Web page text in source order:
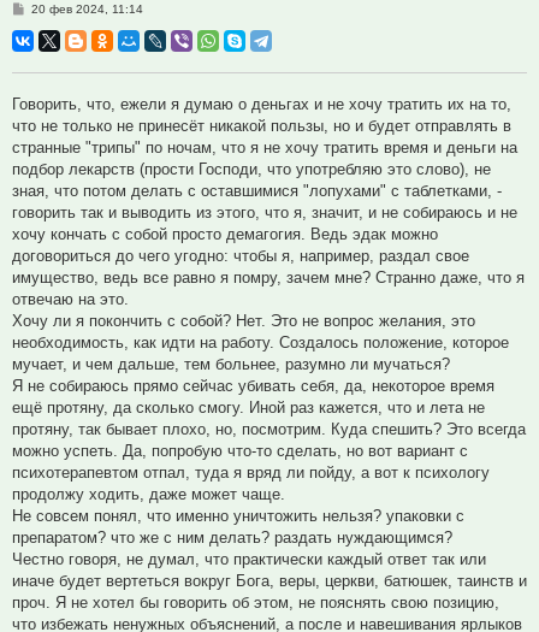
Сообщение
20 фев 2024, 11:14
Говорить, что, ежели я думаю о деньгах и не хочу тратить их на то,
что не только не принесёт никакой пользы, но и будет отправлять в
странные "трипы" по ночам, что я не хочу тратить время и деньги на
подбор лекарств (прости Господи, что употребляю это слово), не
зная, что потом делать с оставшимися "лопухами" с таблетками, -
говорить так и выводить из этого, что я, значит, и не собираюсь и не
хочу кончать с собой просто демагогия. Ведь эдак можно
договориться до чего угодно: чтобы я, например, раздал свое
имущество, ведь все равно я помру, зачем мне? Странно даже, что я
отвечаю на это.
Хочу ли я покончить с собой? Нет. Это не вопрос желания, это
необходимость, как идти на работу. Создалось положение, которое
мучает, и чем дальше, тем больнее, разумно ли мучаться?
Я не собираюсь прямо сейчас убивать себя, да, некоторое время
ещё протяну, да сколько смогу. Иной раз кажется, что и лета не
протяну, так бывает плохо, но, посмотрим. Куда спешить? Это всегда
можно успеть. Да, попробую что-то сделать, но вот вариант с
психотерапевтом отпал, туда я вряд ли пойду, а вот к психологу
продолжу ходить, даже может чаще.
Не совсем понял, что именно уничтожить нельзя? упаковки с
препаратом? что же с ним делать? раздать нуждающимся?
Честно говоря, не думал, что практически каждый ответ так или
иначе будет вертеться вокруг Бога, веры, церкви, батюшек, таинств и
проч. Я не хотел бы говорить об этом, не пояснять свою позицию,
что избежать ненужных объяснений, а после и навешивания ярлыков